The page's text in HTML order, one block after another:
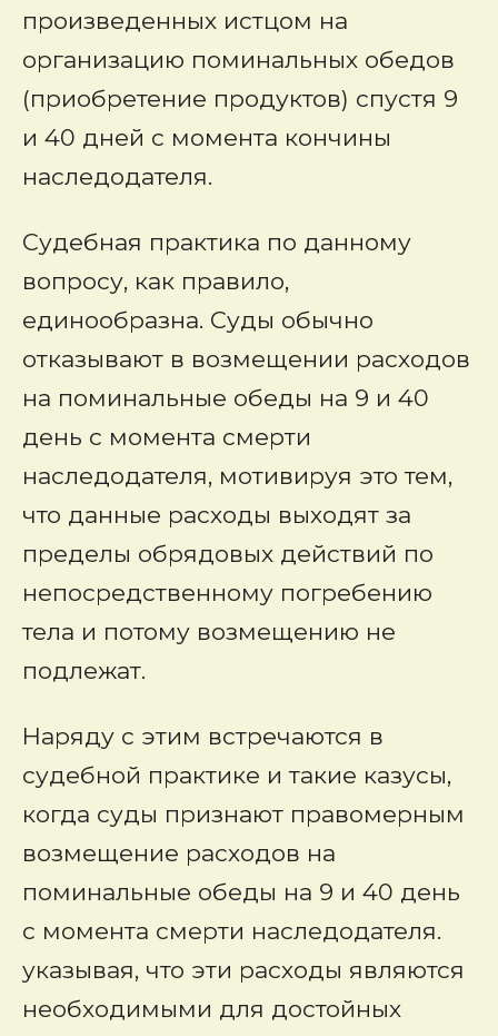
произведенных истцом на
организацию поминальных обедов
(приобретение продуктов) спустя 9
и 40 дней с момента кончины
наследодателя.
Судебная практика по данному
вопросу, как правило,
единообразна. Суды обычно
отказывают в возмещении расходов
на поминальные обеды на 9 и 40
день с момента смерти
наследодателя, мотивируя это тем,
что данные расходы выходят за
пределы обрядовых действий по
непосредственному погребению
тела и потому возмещению не
подлежат.
Наряду с этим встречаются в
судебной практике и такие казусы,
когда суды признают правомерным
возмещение расходов на
поминальные обеды на 9 и 40 день
с момента смерти наследодателя.
указывая, что эти расходы являются
необходимыми для достойных